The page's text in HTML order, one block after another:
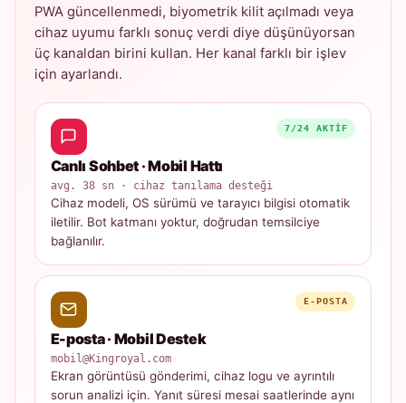
PWA güncellenmedi, biyometrik kilit açılmadı veya
cihaz uyumu farklı sonuç verdi diye düşünüyorsan
üç kanaldan birini kullan. Her kanal farklı bir işlev
için ayarlandı.
7/24 AKTIF
Canlı Sohbet · Mobil Hattı
avg. 38 sn · cihaz tanılama desteği
Cihaz modeli, OS sürümü ve tarayıcı bilgisi otomatik
iletilir. Bot katmanı yoktur, doğrudan temsilciye
bağlanılır.
E-POSTA
E-posta · Mobil Destek
mobil@Kingroyal.com
Ekran görüntüsü gönderimi, cihaz logu ve ayrıntılı
sorun analizi için. Yanıt süresi mesai saatlerinde aynı